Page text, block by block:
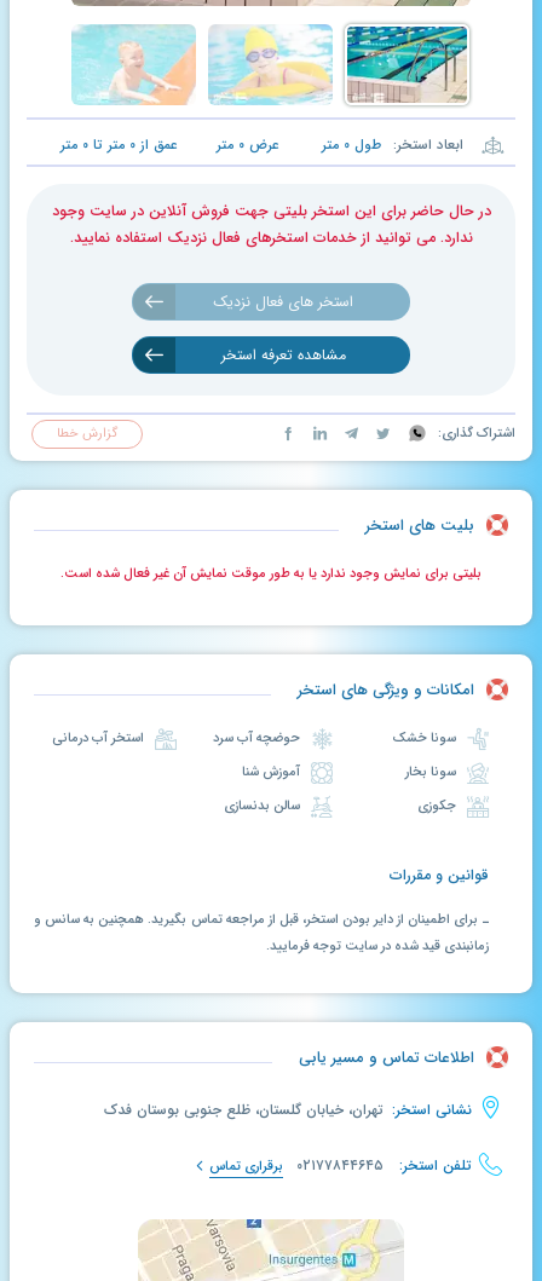
ابعاد استخر: طول ۰ متر عرض۰ متر عمق از۰ متر تا۰ متر
در حال حاضر برای این استخر بلیتی جهت فروش آنلاین در سایت وجود
ندارد. می توانید از خدمات استخرهای فعال نزدیک استفاده نمایید.
استخر های فعال نزدیک
مشاهده تعرفه استخر
اشتراک گذاری: گزارش خطا
بلیت های استخر
بلیتی برای نمایش وجود ندارد یا به طور موقت نمایش آن غیر فعال شده است.
امکانات و ویژگی های استخر
سونا خشک
سونا بخار
جکوزی
حوضچه آب سرد
آموزش شنا
سالن بدنسازی
قوانین و مقررات
ـ برای اطمینان از دایر بودن استخر، قبل از مراجعه تماس بگیرید. همچنین به سانس و
زمانبندی قید شده در سایت توجه فرمایید.
اطلاعات تماس و مسیر یابی
نشانی استخر: تهران، خیابان گلستان، ظلع جنوبی بوستان فدک
تلفن استخر: ۰۲۱۷۷۸۴۴۶۴۵ برقراری تماس